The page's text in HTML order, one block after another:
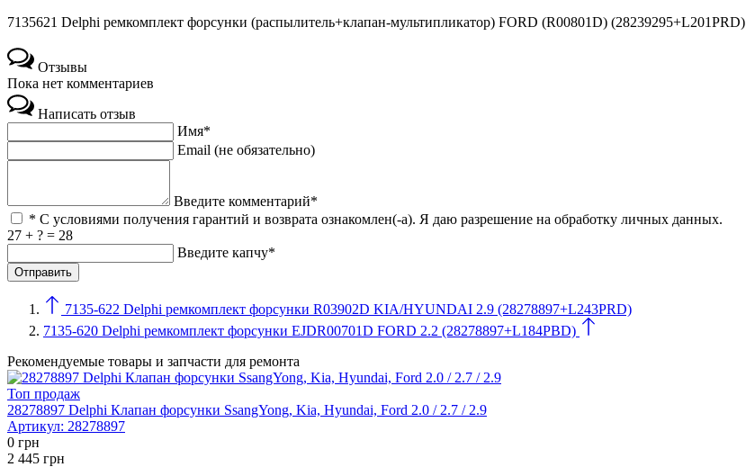
7135621 Delphi ремкомплект форсунки (распылитель+клапан-мультипликатор) FORD (R00801D) (28239295+L201PRD)
Отзывы
Пока нет комментариев
Написать отзыв
Имя*
Email (не обязательно)
Введите комментарий*
* С условиями получения гарантий и возврата ознакомлен(-а). Я даю разрешение на обработку личных данных.
27 + ? = 28
Введите капчу*
7135-622 Delphi ремкомплект форсунки R03902D KIA/HYUNDAI 2.9 (28278897+L243PRD)
7135-620 Delphi ремкомплект форсунки EJDR00701D FORD 2.2 (28278897+L184PBD)
Рекомендуемые товары и запчасти для ремонта
Топ продаж
28278897 Delphi Клапан форсунки SsangYong, Kia, Hyundai, Ford 2.0 / 2.7 / 2.9
Артикул: 28278897
0 грн
2 445 грн